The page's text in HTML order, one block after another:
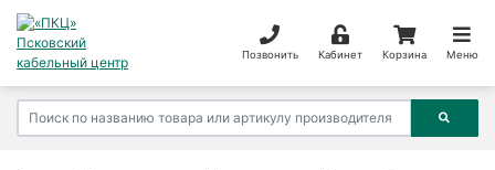
Позвонить Кабинет Корзина Меню